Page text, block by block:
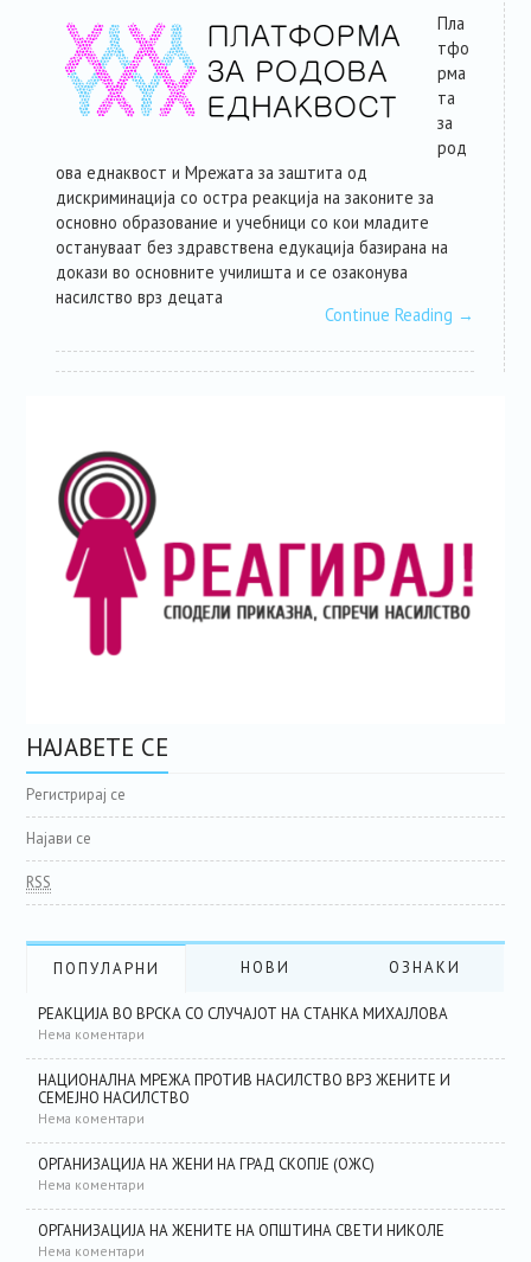
Пла
тфо
рма
та
за
род
ова еднаквост и Мрежата за заштита од
дискриминација со остра реакција на законите за
основно образование и учебници со кои младите
остануваат без здравствена едукација базирана на
докази во основните училишта и се озаконува
насилство врз децата
Continue Reading →
НАЈАВЕТЕ СЕ
Регистрирај се
Најави се
RSS
ПОПУЛАРНИ НОВИ ОЗНАКИ
РЕАКЦИЈА ВО ВРСКА СО СЛУЧАЈОТ НА СТАНКА МИХАЈЛОВА
Нема коментари
НАЦИОНАЛНА МРЕЖА ПРОТИВ НАСИЛСТВО ВРЗ ЖЕНИТЕ И
СЕМЕЈНО НАСИЛСТВО
Нема коментари
ОРГАНИЗАЦИЈА НА ЖЕНИ НА ГРАД СКОПЈЕ (ОЖС)
Нема коментари
ОРГАНИЗАЦИЈА НА ЖЕНИТЕ НА ОПШТИНА СВЕТИ НИКОЛЕ
Нема коментари